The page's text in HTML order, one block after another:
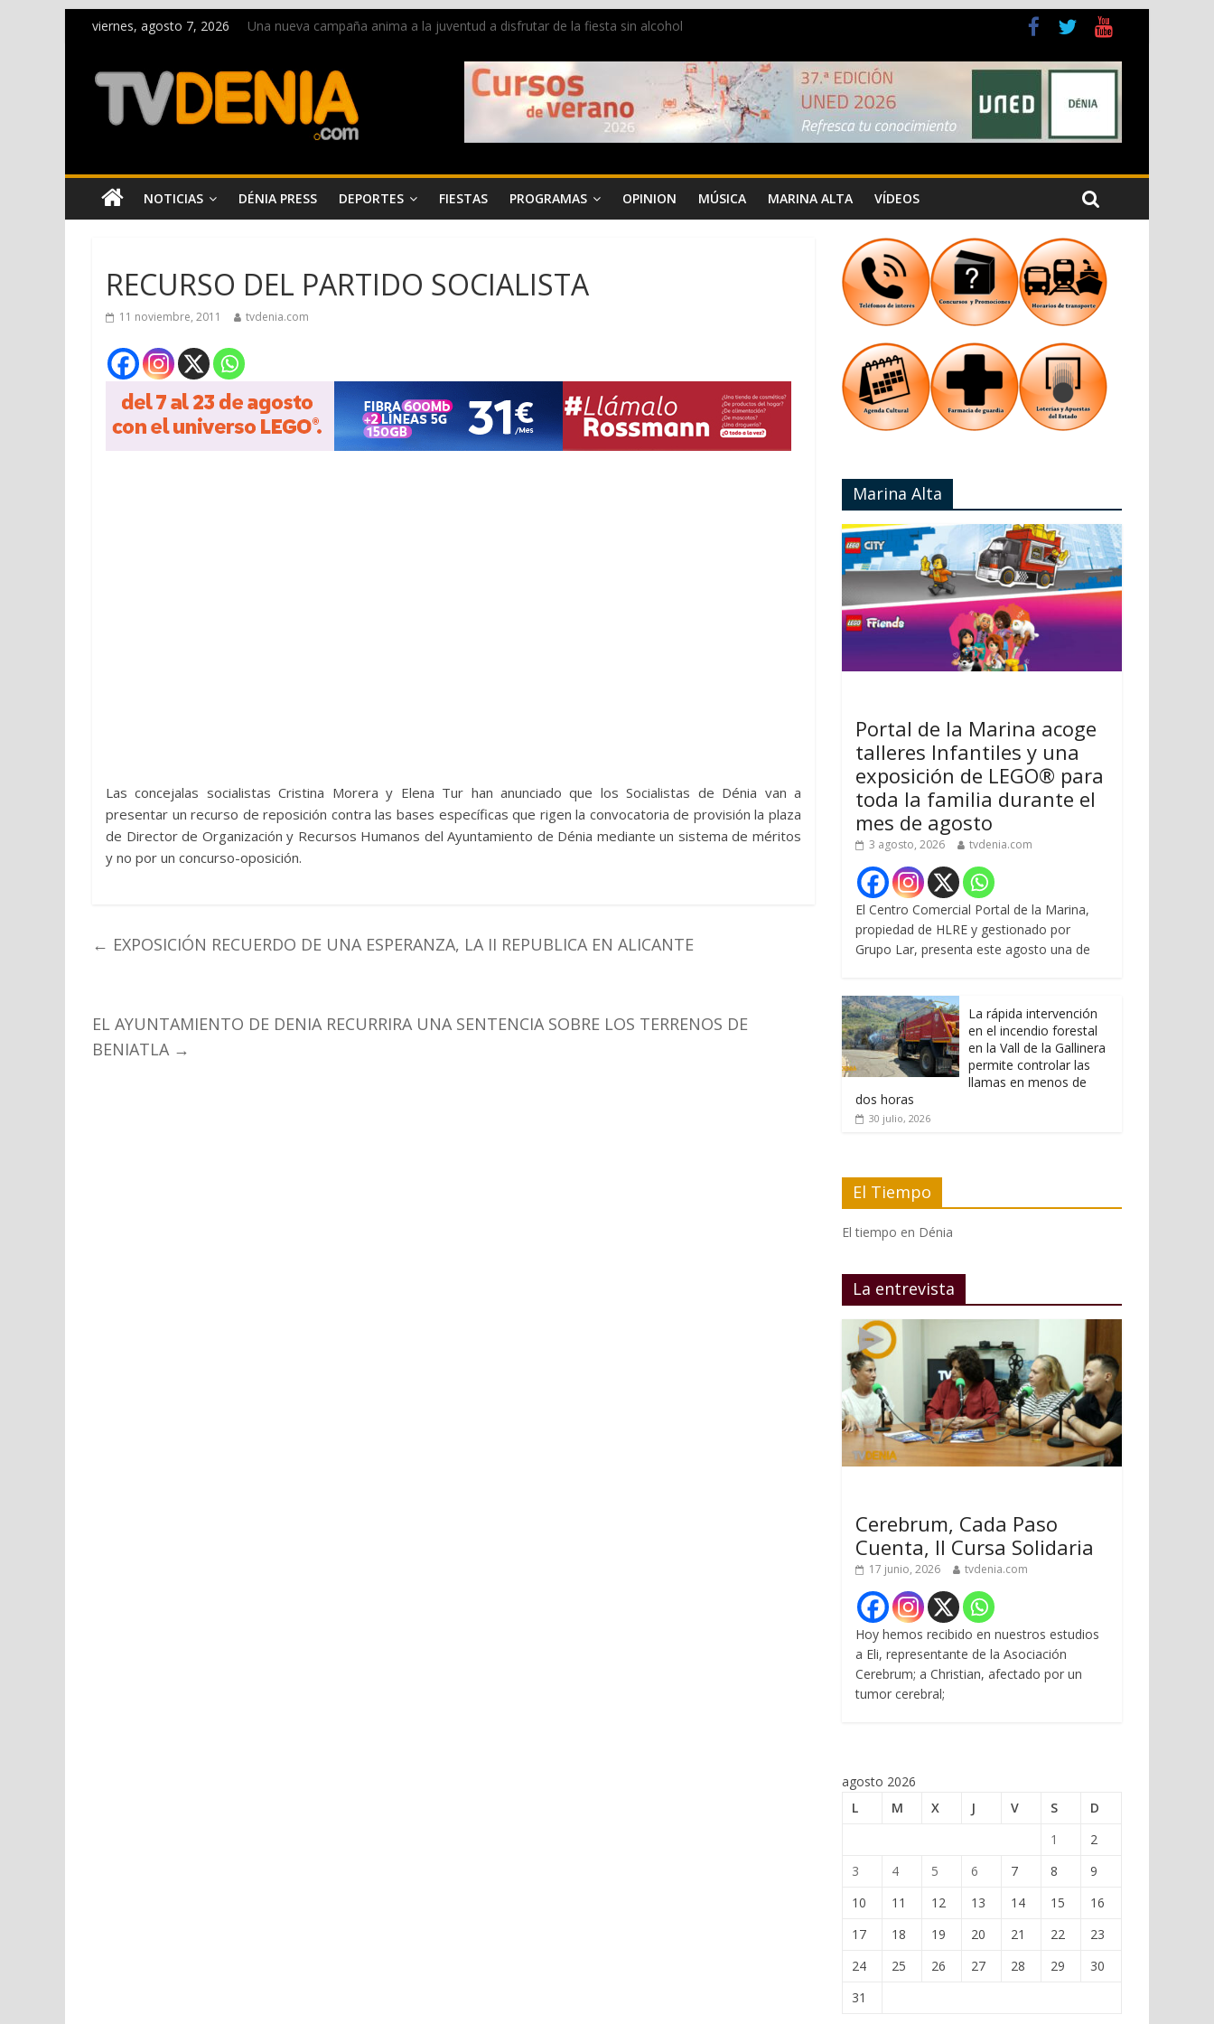
viernes, agosto 7, 2026
Una nueva campaña anima a la juventud a disfrutar de la fiesta sin alcohol
La Entraeta Festera llena de ambiente la calle Marqués de Campo con la recepción a la Capitanía Cristiana
El XII Festival de Jazz de Dénia reunirá durante agosto a figuras nacionales e internacionales en los Jardins de Torrecremada
Los Moros y Cristianos 2026 reciben las llaves de la ciudad y dan inicio a las fiestas en Dénia
NOTICIAS DÉNIA PRESS DEPORTES FIESTAS PROGRAMAS OPINION MÚSICA MARINA ALTA VÍDEOS
RECURSO DEL PARTIDO SOCIALISTA
11 noviembre, 2011 tvdenia.com
Las concejalas socialistas Cristina Morera y Elena Tur han anunciado que los Socialistas de Dénia van a
presentar un recurso de reposición contra las bases específicas que rigen la convocatoria de provisión la plaza
de Director de Organización y Recursos Humanos del Ayuntamiento de Dénia mediante un sistema de méritos
y no por un concurso-oposición.
← EXPOSICIÓN RECUERDO DE UNA ESPERANZA, LA II REPUBLICA EN ALICANTE
EL AYUNTAMIENTO DE DENIA RECURRIRA UNA SENTENCIA SOBRE LOS TERRENOS DE
BENIATLA →
Marina Alta
Portal de la Marina acoge
talleres Infantiles y una
exposición de LEGO® para
toda la familia durante el
mes de agosto
3 agosto, 2026 tvdenia.com
El Centro Comercial Portal de la Marina,
propiedad de HLRE y gestionado por
Grupo Lar, presenta este agosto una de
La rápida intervención
en el incendio forestal
en la Vall de la Gallinera
permite controlar las
llamas en menos de
dos horas
30 julio, 2026
El Tiempo
El tiempo en Dénia
La entrevista
Cerebrum, Cada Paso
Cuenta, II Cursa Solidaria
17 junio, 2026 tvdenia.com
Hoy hemos recibido en nuestros estudios
a Eli, representante de la Asociación
Cerebrum; a Christian, afectado por un
tumor cerebral;
agosto 2026
L
M X J V S
D
1
2
3
4 5 6 7 8
9
10
11 12 13 14 15
16
17
18 19 20 21 22
23
24
25 26 27 28 29
30
31